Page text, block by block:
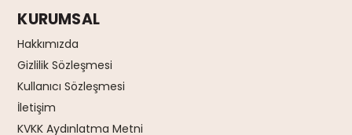
KURUMSAL
Hakkımızda
Gizlilik Sözleşmesi
Kullanıcı Sözleşmesi
İletişim
KVKK Aydınlatma Metni